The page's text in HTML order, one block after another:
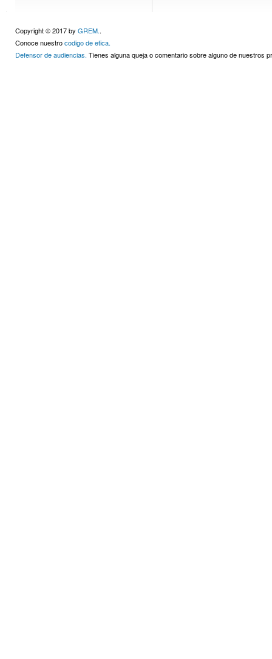
Copyright © 2017 by GREM..
Conoce nuestrocodigo de etica.
Defensor de audiencias. Tienes alguna queja o comentario sobre alguno de nuestros